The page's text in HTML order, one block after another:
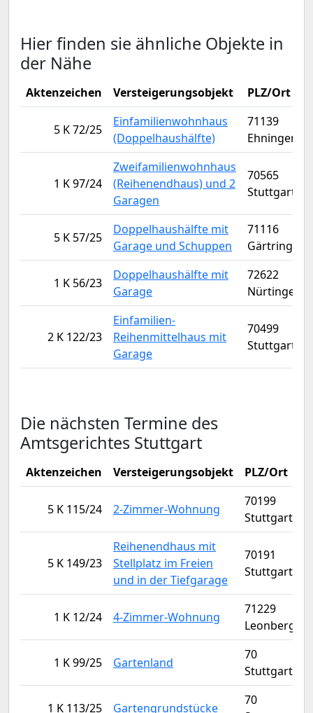
Hier finden sie ähnliche Objekte in
der Nähe
Aktenzeichen Versteigerungsobjekt PLZ/Ort
5 K 72/25
Einfamilienwohnhaus
(Doppelhaushälfte)
71139
Ehningen
1 K 97/24
Zweifamilienwohnhaus
(Reihenendhaus) und 2
Garagen
70565
Stuttgart
5 K 57/25
Doppelhaushälfte mit
Garage und Schuppen
71116
Gärtringen
1 K 56/23
Doppelhaushälfte mit
Garage
72622
Nürtingen
2 K 122/23
Einfamilien-
Reihenmittelhaus mit
Garage
70499
Stuttgart
Die nächsten Termine des
Amtsgerichtes Stuttgart
Aktenzeichen Versteigerungsobjekt PLZ/Ort
5 K 115/24 2-Zimmer-Wohnung
70199
Stuttgart
5 K 149/23
Reihenendhaus mit
Stellplatz im Freien
und in der Tiefgarage
70191
Stuttgart
1 K 12/24 4-Zimmer-Wohnung
71229
Leonberg
1 K 99/25 Gartenland
70
Stuttgart
1 K 113/25 Gartengrundstücke
70